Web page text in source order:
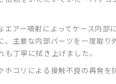
エアー噴射によってケース内
、主要な内部パーツを一度取
丁寧に拭き上げました。
ホコリによる接触不良の再発を